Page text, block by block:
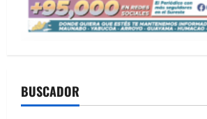
BUSCADOR